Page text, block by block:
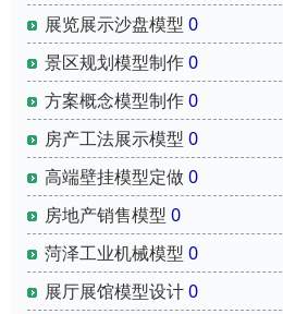
展览展示沙盘模型 0
景区规划模型制作0
方案概念模型制作0
房产工法展示模型 0
高端壁挂模型定做0
房地产销售模型 0
菏泽工业机械模型 0
展厅展馆模型设计0